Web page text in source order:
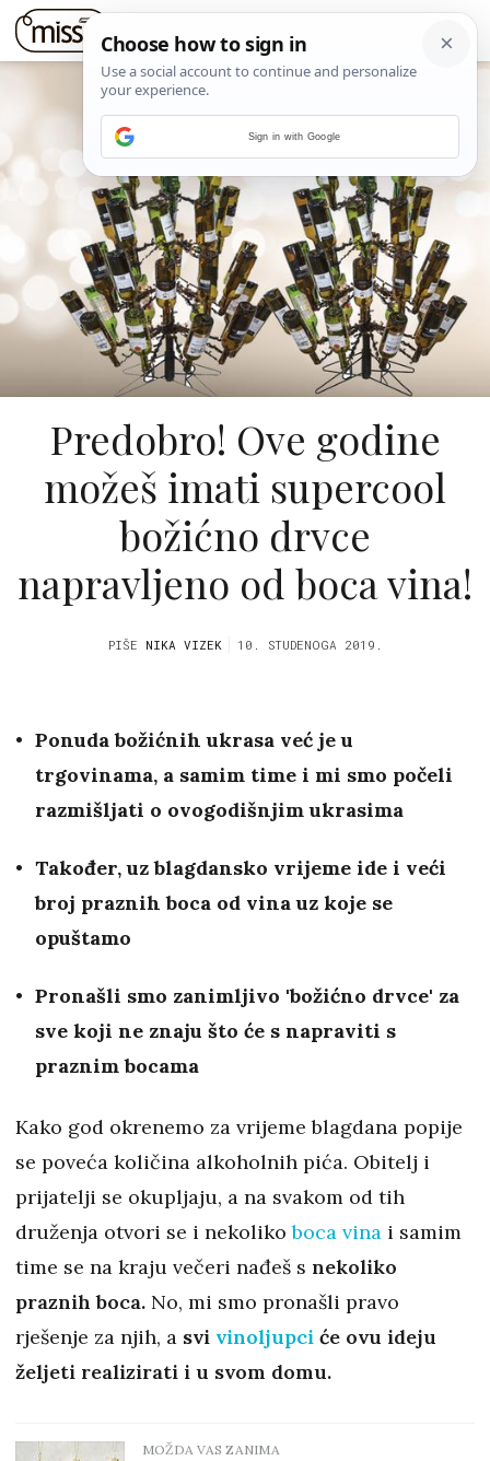
Predobro! Ove godine
možeš imati supercool
božićno drvce
napravljeno od boca vina!
PIŠE NIKA VIZEK 10. STUDENOGA 2019.
Ponuda božićnih ukrasa već je u
trgovinama, a samim time i mi smo počeli
razmišljati o ovogodišnjim ukrasima
Također, uz blagdansko vrijeme ide i veći
broj praznih boca od vina uz koje se
opuštamo
Pronašli smo zanimljivo 'božićno drvce' za
sve koji ne znaju što će s napraviti s
praznim bocama
Kako god okrenemo za vrijeme blagdana popije
se poveća količina alkoholnih pića. Obitelj i
prijatelji se okupljaju, a na svakom od tih
druženja otvori se i nekolikoboca vina i samim
time se na kraju večeri nađeš s nekoliko
praznih boca. No, mi smo pronašli pravo
rješenje za njih, a svi vinoljupci će ovu ideju
željeti realizirati i u svom domu.
MOŽDA VAS ZANIMA
Sign in with Google